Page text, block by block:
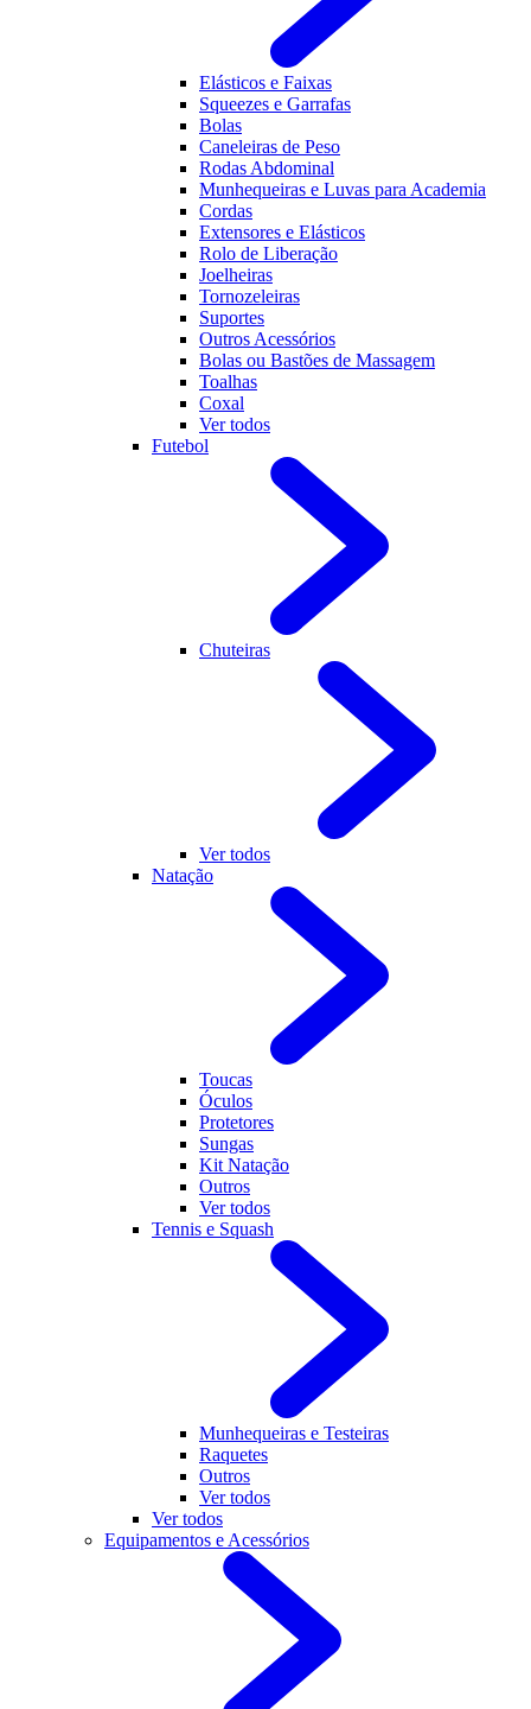
Elásticos e Faixas
Squeezes e Garrafas
Bolas
Caneleiras de Peso
Rodas Abdominal
Munhequeiras e Luvas para Academia
Cordas
Extensores e Elásticos
Rolo de Liberação
Joelheiras
Tornozeleiras
Suportes
Outros Acessórios
Bolas ou Bastões de Massagem
Toalhas
Coxal
Ver todos
Futebol
Chuteiras
Ver todos
Natação
Toucas
Óculos
Protetores
Sungas
Kit Natação
Outros
Ver todos
Tennis e Squash
Munhequeiras e Testeiras
Raquetes
Outros
Ver todos
Ver todos
Equipamentos e Acessórios